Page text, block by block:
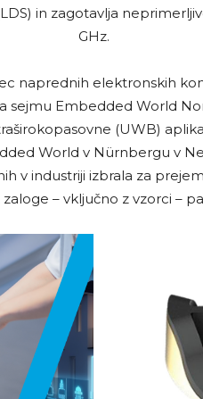
in zagotavlja
GHz.
naprednih elektronskih
sejmu Embedded World
(UWB)
World v Nürnbergu v
v industriji izbrala za
– vključno z vzorci –